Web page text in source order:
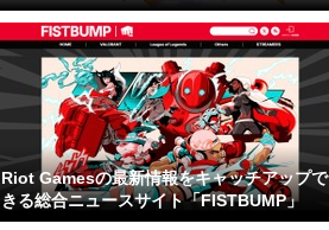
Riot Gamesの最新情報をキャッチアップで
きる総合ニュースサイト「FISTBUMP」